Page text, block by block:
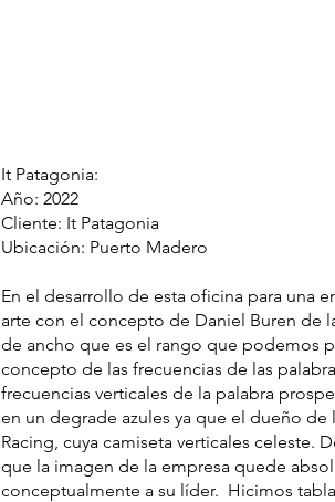
It Patagonia:
Año: 2022
Cliente: It Patagonia
Ubicación: Puerto Madero
En el desarrollo de esta oficina para una
arte con el concepto de Daniel Buren de
de ancho que es el rango que podemos
concepto de las frecuencias de las
frecuencias verticales de la palabra
en un degrade azules ya que el dueño de
Racing, cuya camiseta verticales celeste.
que la imagen de la empresa quede
conceptualmente a su líder. Hicimos